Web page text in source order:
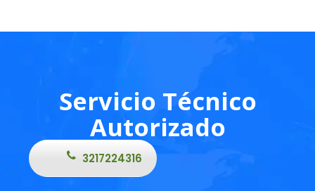
Servicio Técnico
Autorizado
3217224316